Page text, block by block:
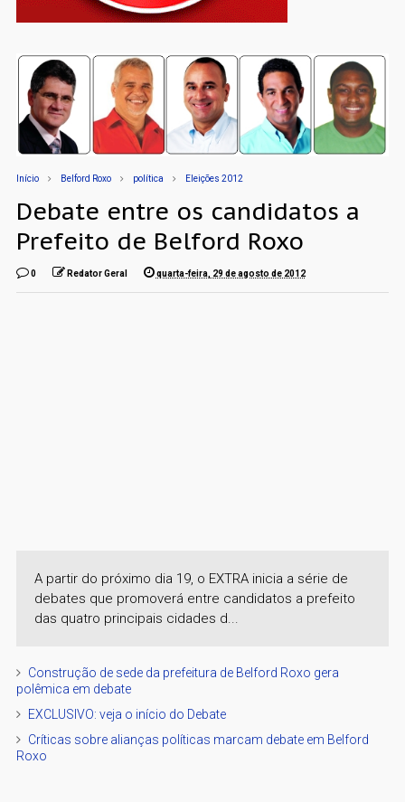
Início Belford Roxo política Eleições 2012
Debate entre os candidatos a
Prefeito de Belford Roxo
0 Redator Geral quarta-feira, 29 de agosto de 2012
A partir do próximo dia 19, o EXTRA inicia a série de
debates que promoverá entre candidatos a prefeito
das quatro principais cidades d...
Construção de sede da prefeitura de Belford Roxo gera
polêmica em debate
EXCLUSIVO: veja o início do Debate
Críticas sobre alianças políticas marcam debate em Belford
Roxo